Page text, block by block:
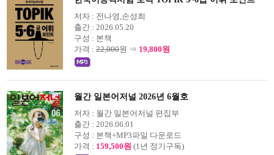
저자 : 전나영,손성희
출간 : 2026.05.20
구성 : 본책
가격 : 22,000원 ⇒ 19,800원
월간 일본어저널 2026년 6월호
저자 : 월간 일본어저널 편집부
출간 : 2026.06.01
구성 : 본책+MP3파일 다운로드
가격 : 159,500원 (1년 정기구독)